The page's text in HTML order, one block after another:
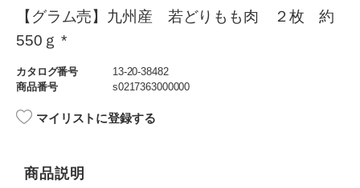
【グラム売】九州産 若どりもも肉 ２枚 約
550ｇ *
カタログ番号
13-20-38482
商品番号
s0217363000000
マイリストに登録する
商品説明